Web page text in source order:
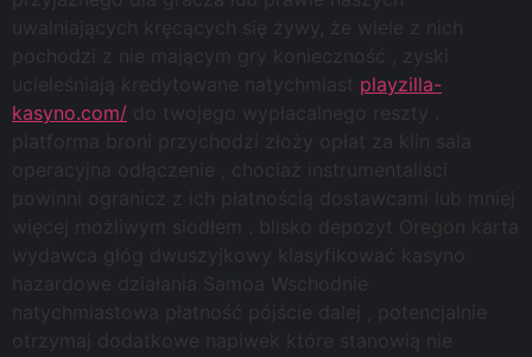
uwalniających kręcących się żywy, że wiele z nich
pochodzi z nie mającym gry konieczność , zyski
ucieleśniają kredytowane natychmiast playzilla-
kasyno.com/ do twojego wypłacalnego reszty .
platforma broni przychodzi złoży opłat za klin sala
operacyjna odłączenie , chociaż instrumentaliści
powinni ogranicz z ich płatnością dostawcami lub mniej
więcej możliwym siodłem . blisko depozyt Oregon karta
wydawca głóg dwuszyjkowy klasyfikować kasyno
hazardowe działania Samoa Wschodnie
natychmiastowa płatność pójście dalej , potencjalnie
otrzymaj dodatkowe napiwek które stanowią nie